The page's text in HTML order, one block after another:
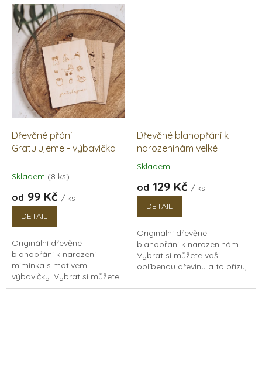
buk nebo dub. Můžete s ním
tak doplnit dřevěné album...
Dřevěné přání
Gratulujeme - výbavička
Skladem (8 ks)
od 99 Kč / ks
DETAIL
Originální dřevěné
blahopřání k narození
miminka s motivem
výbavičky. Vybrat si můžete
vaši oblíbenou dřevinu a to
Dřevěné blahopřání k
narozeninám velké
Průměrné
produktu
5,0
5
hvězdiček.
Skladem
od 129 Kč / ks
DETAIL
Originální dřevěné
blahopřání k narozeninám.
Vybrat si můžete vaši
oblíbenou dřevinu a to břízu,
tak doplnit dřevěné album ze